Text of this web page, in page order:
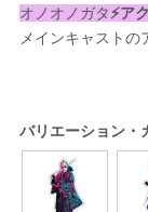
オノオノガタ⚡️ア
メインキャストの
バリエーション・